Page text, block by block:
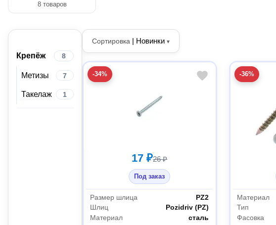
8 товаров
Крепёж 8
Метизы 7
Такелаж 1
Сортировка | Новинки ▾
-34%
17 ₽26 ₽
Под заказ
Размер шлица
PZ2
Шлиц
Pozidriv (PZ)
Материал
сталь
-36%
Материал
Тип
Фасовка